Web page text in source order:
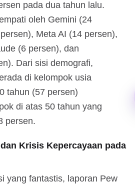
pada dua tahun lalu.
oleh Gemini (24
Meta AI (14 persen),
(6 persen), dan
Dari sisi demografi,
di kelompok usia
tahun (57 persen)
di atas 50 tahun yang
persen.
Krisis Kepercayaan pada
yang fantastis, laporan Pew